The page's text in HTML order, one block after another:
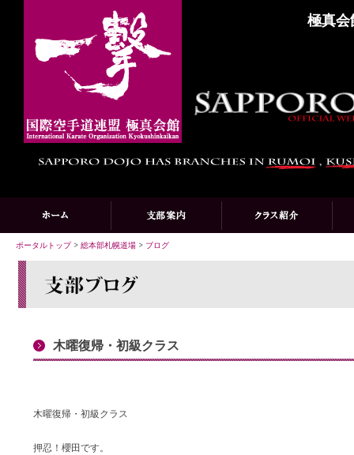
極真会
ポータルトップ> 総本部札幌道場 > ブログ
木曜復帰・初級クラス
木曜復帰・初級クラス
押忍！櫻田です。